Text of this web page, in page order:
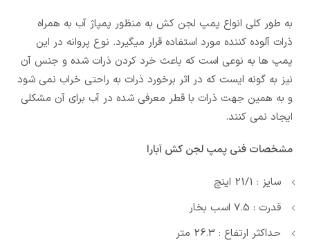
به طور کلی انواع پمپ لجن کش به منظور پمپاژ آب به همراه
ذرات آلوده کننده مورد استفاده قرار میگیرد. نوع پروانه در این
پمپ ها به نوعی است که باعث خرد کردن ذرات شده و جنس آن
نیز به گونه ایست که در اثر برخورد ذرات به راحتی خراب نمی شود
و به همین جهت ذرات با قطر معرفی شده در آب برای آن مشکلی
ایجاد نمی کنند.
مشخصات فنی پمپ لجن کش آبارا
سایز : 21/1 اینچ
قدرت : 7.5 اسب بخار
حداکثر ارتفاع : 26.3 متر